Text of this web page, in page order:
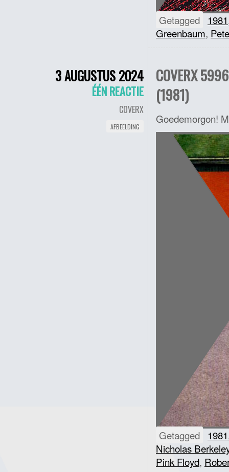
Getagged 1981
Greenbaum,
3 AUGUSTUS 2024
ÉÉN REACTIE
COVERX
AFBEELDING
COVERX
(1981)
Goedemorgon!
Getagged 1981
Nicholas
Pink Floyd,